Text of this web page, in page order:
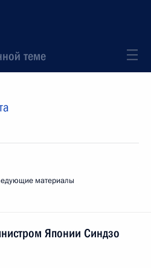
теме
материалы
Японии Синдзо